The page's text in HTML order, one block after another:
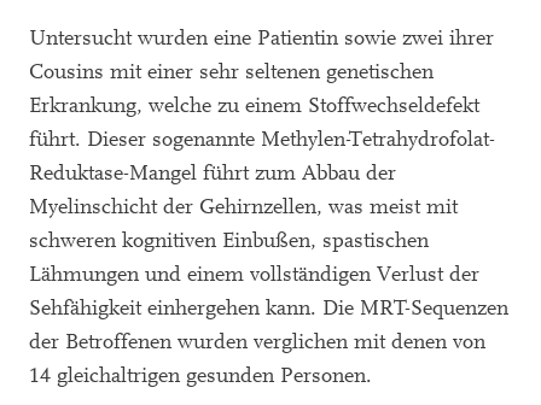
Untersucht wurden eine Patientin sowie zwei ihrer
Cousins mit einer sehr seltenen genetischen
Erkrankung, welche zu einem Stoffwechseldefekt
führt. Dieser sogenannte Methylen-Tetrahydrofolat-
Reduktase-Mangel führt zum Abbau der
Myelinschicht der Gehirnzellen, was meist mit
schweren kognitiven Einbußen, spastischen
Lähmungen und einem vollständigen Verlust der
Sehfähigkeit einhergehen kann. Die MRT-Sequenzen
der Betroffenen wurden verglichen mit denen von
14 gleichaltrigen gesunden Personen.